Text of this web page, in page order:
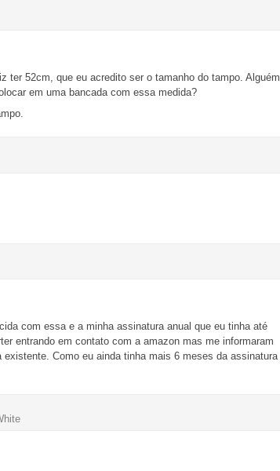
ter 52cm, que eu acredito ser o tamanho do tampo. Alguém
em uma bancada com essa medida?
com essa e a minha assinatura anual que eu tinha até
entrando em contato com a amazon mas me informaram
Como eu ainda tinha mais 6 meses da assinatura